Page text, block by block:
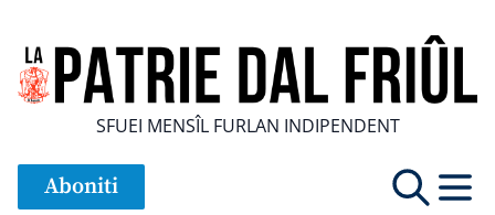
SFUEI MENSÎL FURLAN INDIPENDENT
Aboniti